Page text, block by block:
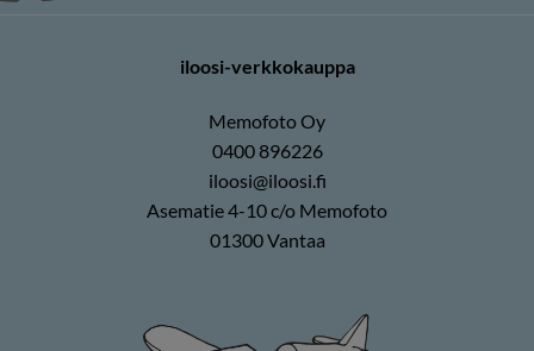
iloosi-verkkokauppa
Memofoto Oy
0400 896226
iloosi@iloosi.fi
Asematie 4-10 c/o Memofoto
01300 Vantaa